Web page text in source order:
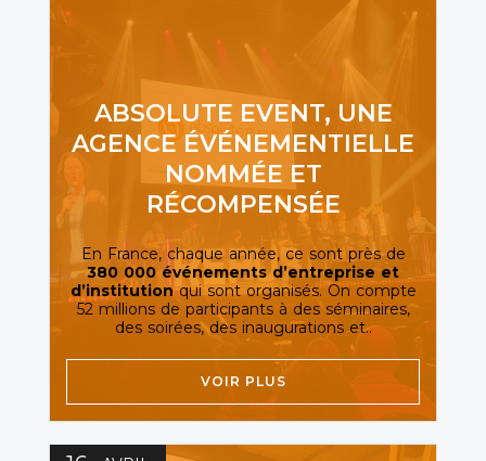
ABSOLUTE EVENT, UNE
AGENCE ÉVÉNEMENTIELLE
NOMMÉE ET
RÉCOMPENSÉE
En France, chaque année, ce sont près de
380 000 événements d’entreprise et
d’institutionqui sont organisés. On compte
52 millions de participants à des séminaires,
des soirées, des inaugurations et..
VOIR PLUS